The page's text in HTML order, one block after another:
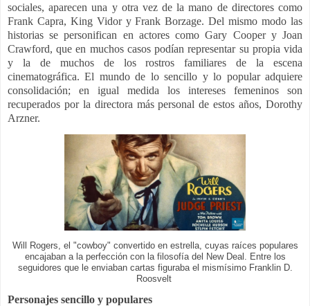
sociales, aparecen una y otra vez de la mano de directores como
Frank Capra, King Vidor y Frank Borzage. Del mismo modo las
historias se personifican en actores como Gary Cooper y Joan
Crawford, que en muchos casos podían representar su propia vida
y la de muchos de los rostros familiares de la escena
cinematográfica. El mundo de lo sencillo y lo popular adquiere
consolidación; en igual medida los intereses femeninos son
recuperados por la directora más personal de estos años, Dorothy
Arzner.
Will Rogers, el "cowboy" convertido en estrella, cuyas raíces populares
encajaban a la perfección con la filosofía del New Deal. Entre los
seguidores que le enviaban cartas figuraba el mismísimo Franklin D.
Roosvelt
Personajes sencillo y populares